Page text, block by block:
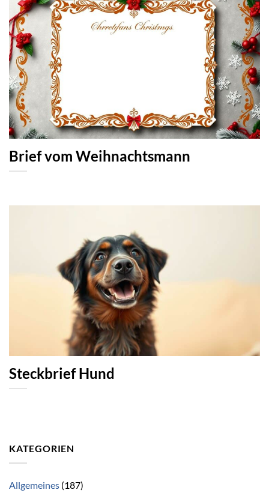
Brief vom Weihnachtsmann
Steckbrief Hund
KATEGORIEN
Allgemeines (187)